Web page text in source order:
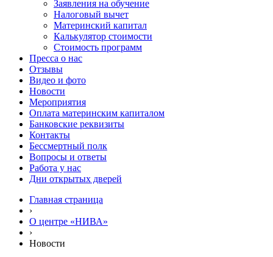
Заявления на обучение
Налоговый вычет
Материнский капитал
Калькулятор стоимости
Стоимость программ
Пресса о нас
Отзывы
Видео и фото
Новости
Мероприятия
Оплата материнским капиталом
Банковские реквизиты
Контакты
Бессмертный полк
Вопросы и ответы
Работа у нас
Дни открытых дверей
Главная страница
›
О центре «НИВА»
›
Новости